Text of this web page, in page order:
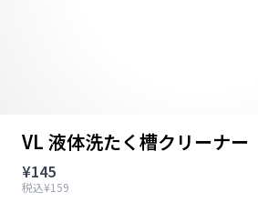
VL 液体洗たく槽クリーナー
¥145
税込¥159